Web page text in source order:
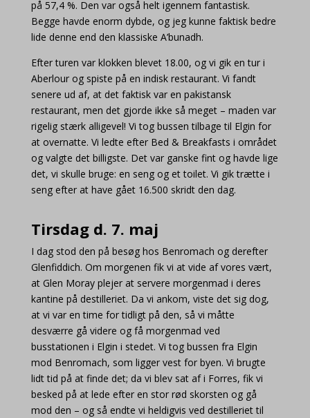
på 57,4 %. Den var også helt igennem fantastisk.
Begge havde enorm dybde, og jeg kunne faktisk bedre
lide denne end den klassiske A’bunadh.
Efter turen var klokken blevet 18.00, og vi gik en tur i
Aberlour og spiste på en indisk restaurant. Vi fandt
senere ud af, at det faktisk var en pakistansk
restaurant, men det gjorde ikke så meget – maden var
rigelig stærk alligevel! Vi tog bussen tilbage til Elgin for
at overnatte. Vi ledte efter Bed & Breakfasts i området
og valgte det billigste. Det var ganske fint og havde lige
det, vi skulle bruge: en seng og et toilet. Vi gik trætte i
seng efter at have gået 16.500 skridt den dag.
Tirsdag d. 7. maj
I dag stod den på besøg hos Benromach og derefter
Glenfiddich. Om morgenen fik vi at vide af vores vært,
at Glen Moray plejer at servere morgenmad i deres
kantine på destilleriet. Da vi ankom, viste det sig dog,
at vi var en time for tidligt på den, så vi måtte
desværre gå videre og få morgenmad ved
busstationen i Elgin i stedet. Vi tog bussen fra Elgin
mod Benromach, som ligger vest for byen. Vi brugte
lidt tid på at finde det; da vi blev sat af i Forres, fik vi
besked på at lede efter en stor rød skorsten og gå
mod den – og så endte vi heldigvis ved destilleriet til